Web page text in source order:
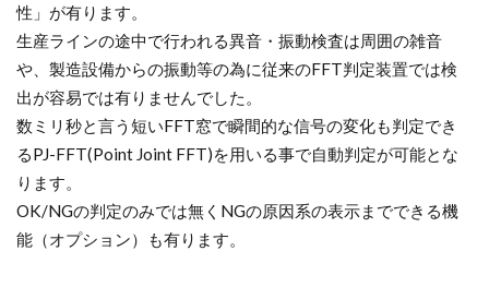
性」が有ります。
生産ラインの途中で行われる異音・振動検査は周囲の雑音
や、製造設備からの振動等の為に従来のFFT判定装置では検
出が容易では有りませんでした。
数ミリ秒と言う短いFFT窓で瞬間的な信号の変化も判定でき
るPJ-FFT(Point Joint FFT)を用いる事で自動判定が可能とな
ります。
OK/NGの判定のみでは無くNGの原因系の表示までできる機
能（オプション）も有ります。